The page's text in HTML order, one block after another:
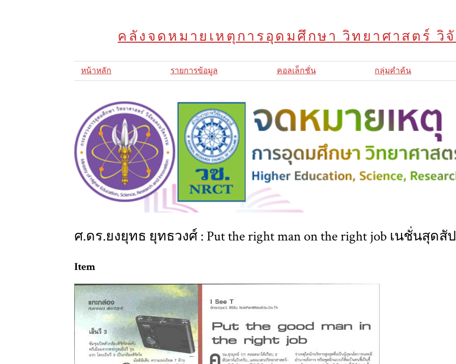
คลังจดหมายเหตุการอุดมศึกษา วิทยาศาสตร์ วิ
หน้าหลัก รายการข้อมูล คอลเล็กชั่น กลุ่มคำค้น
ศ.ดร.ยงยุทธ ยุทธวงศ์ : Put the right man on the right job เนชั่นสุดสั
Item